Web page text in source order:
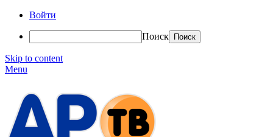
Войти
Поиск
Skip to content
Menu